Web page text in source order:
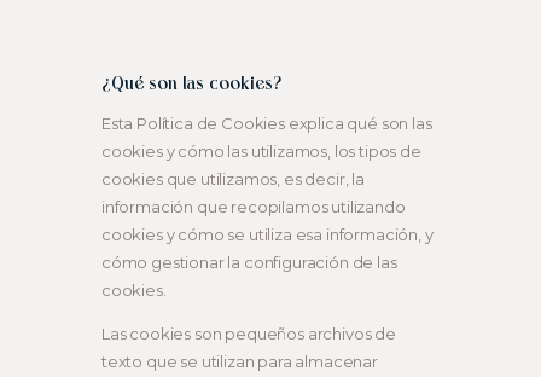
¿Qué son las cookies?
Esta Política de Cookies explica qué son las
cookies y cómo las utilizamos, los tipos de
cookies que utilizamos, es decir, la
información que recopilamos utilizando
cookies y cómo se utiliza esa información, y
cómo gestionar la configuración de las
cookies.
Las cookies son pequeños archivos de
texto que se utilizan para almacenar